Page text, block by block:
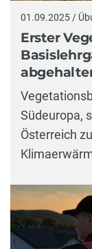
01.09.2025 /
Erster
Südeuropa,
Österreich